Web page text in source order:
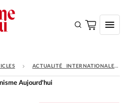
ACTUALITÉ INTERNATIONALE
Aujourd'hui